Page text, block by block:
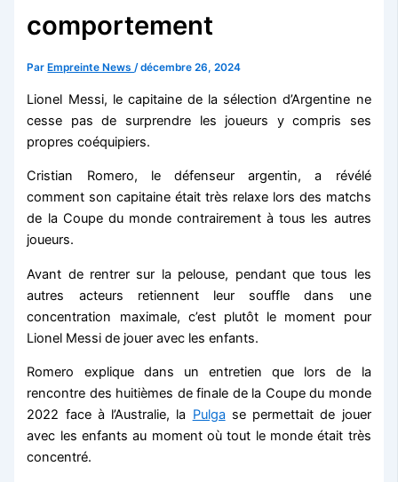
comportement
Par Empreinte News/décembre 26, 2024
Lionel Messi, le capitaine de la sélection d’Argentine ne
cesse pas de surprendre les joueurs y compris ses
propres coéquipiers.
Cristian Romero, le défenseur argentin, a révélé
comment son capitaine était très relaxe lors des matchs
de la Coupe du monde contrairement à tous les autres
joueurs.
Avant de rentrer sur la pelouse, pendant que tous les
autres acteurs retiennent leur souffle dans une
concentration maximale, c’est plutôt le moment pour
Lionel Messi de jouer avec les enfants.
Romero explique dans un entretien que lors de la
rencontre des huitièmes de finale de la Coupe du monde
2022 face à l’Australie, la Pulga se permettait de jouer
avec les enfants au moment où tout le monde était très
concentré.